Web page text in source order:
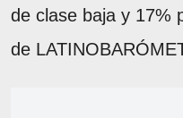
de clase baja y 17%
de